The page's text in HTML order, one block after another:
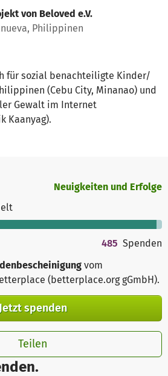
von Beloved e.V.
Philippinen
für sozial benachteiligte Kinder/
(Cebu City, Minanao) und
Gewalt im Internet
Kaanyag).
Neuigkeiten und Erfolge
485 Spenden
vom
(betterplace.org gGmbH).
Jetzt spenden
Teilen